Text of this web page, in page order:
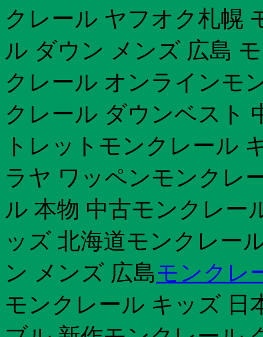
クレール ヤフオク札幌
ル ダウン メンズ 広島
クレール オンラインモ
クレール ダウンベスト
トレットモンクレール
ラヤ ワッペンモンクレ
ル 本物 中古モンクレー
ッズ 北海道モンクレー
ン メンズ 広島モンクレ
モンクレール キッズ 日